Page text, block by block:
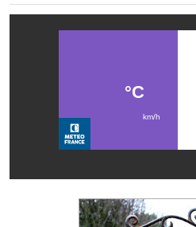
L'association des maires
Services publics intercommunaux
Affaires scolaires, CCAS
Eaux, assainissement